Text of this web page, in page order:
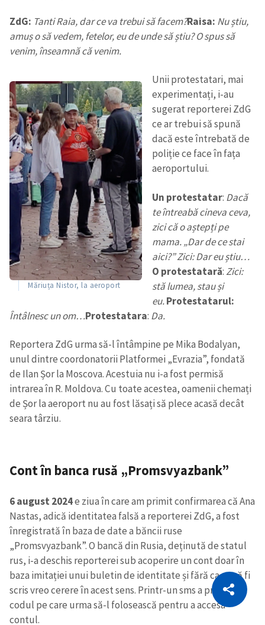
Copiază Link
ZdG: Tanti Raia, dar ce va trebui să facem?Raisa: Nu știu,
amuș o să vedem, fetelor, eu de unde să știu? O spus să
venim, înseamnă că venim.
Măriuța Nistor, la aeroport
Unii protestatari, mai
experimentați, i-au
sugerat reporterei ZdG
ce ar trebui să spună
dacă este întrebată de
poliție ce face în fața
aeroportului.
Un protestatar: Dacă
te întreabă cineva ceva,
zici că o aștepți pe
mama. „Dar de ce stai
aici?” Zici: Dar eu știu…
O protestatară: Zici:
stă lumea, stau și
eu.Protestatarul:
Întâlnesc un om…Protestatara: Da.
Reportera ZdG urma să-l întâmpine pe Mika Bodalyan,
unul dintre coordonatorii Platformei „Evrazia”, fondată
de Ilan Șor la Moscova. Acestuia nu i-a fost permisă
intrarea în R. Moldova. Cu toate acestea, oamenii chemați
de Șor la aeroport nu au fost lăsați să plece acasă decât
seara târziu.
Cont în banca rusă „Promsvyazbank”
6 august 2024e ziua în care am primit confirmarea că Ana
Nastas, adică identitatea falsă a reporterei ZdG, a fost
înregistrată în baza de date a băncii ruse
„Promsvyazbank”. O bancă din Rusia, deținută de statul
rus, i-a deschis reporterei sub acoperire un cont doar în
baza imitației unui buletin de identitate și fără ca ea să fi
scris vreo cerere în acest sens. Printr-un sms a primit și
codul pe care urma să-l folosească pentru a accesa
contul.
Citește articolul
CITEȘTE